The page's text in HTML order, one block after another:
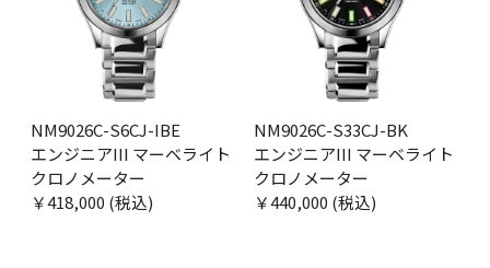
NM9026C-S6CJ-IBE
エンジニアIII マーベライト
クロノメーター
￥418,000 (税込)
NM9026C-S33CJ-BK
エンジニアIII マーベライト
クロノメーター
￥440,000 (税込)